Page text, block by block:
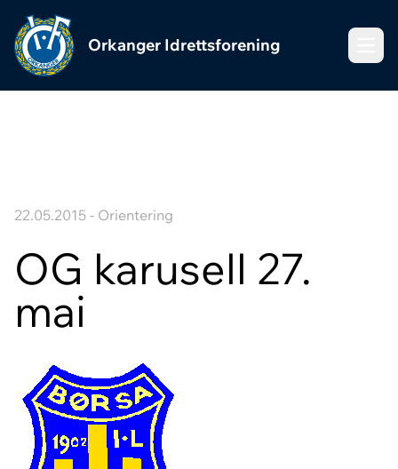
Orkanger Idrettsforening
22.05.2015 - Orientering
OG karusell 27.
mai